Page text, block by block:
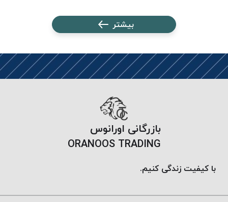
Aramid
&
Aramid
بیشتر
بازرگانی اورانوس
ORANOOS TRADING
با کیفیت زندگی کنیم.